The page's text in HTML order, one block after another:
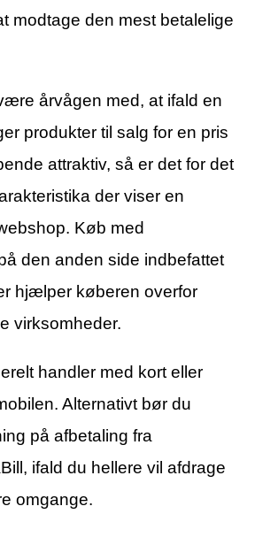
modtage den mest betalelige
årvågen med, at ifald en
produkter til salg for en pris
attraktiv, så er det for det
der viser en
Køb med
den anden side indbefattet
hjælper køberen overfor
virksomheder.
handler med kort eller
Alternativt bør du
på afbetaling fra
ifald du hellere vil afdrage
omgange.